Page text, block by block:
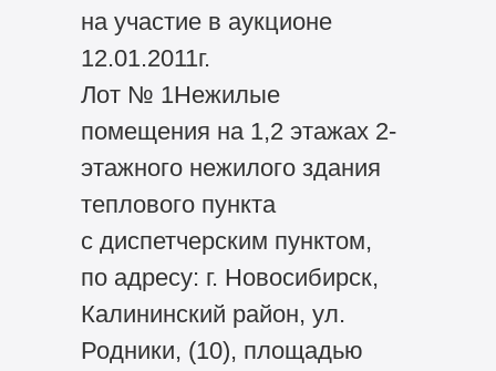
на участие в аукционе
12.01.2011г.
Лот № 1Нежилые
помещения на 1,2 этажах 2-
этажного нежилого здания
теплового пункта
с диспетчерским пунктом,
по адресу: г. Новосибирск,
Калининский район, ул.
Родники, (10), площадью